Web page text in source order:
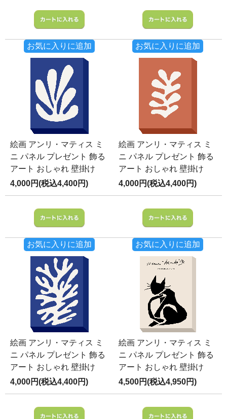
お気に入りに追加 お気に入りに追加
絵画 アンリ・マティス ミ
ニ パネル プレゼント 飾る
アート おしゃれ 壁掛け
4,000円(税込4,400円)
お気に入りに追加
絵画 アンリ・マティス ミ
ニ パネル プレゼント 飾る
アート おしゃれ 壁掛け
4,000円(税込4,400円)
お気に入りに追加
絵画 アンリ・マティス ミ
ニ パネル プレゼント 飾る
アート おしゃれ 壁掛け
4,000円(税込4,400円)
絵画 アンリ・マティス ミ
ニ パネル プレゼント 飾る
アート おしゃれ 壁掛け
4,500円(税込4,950円)